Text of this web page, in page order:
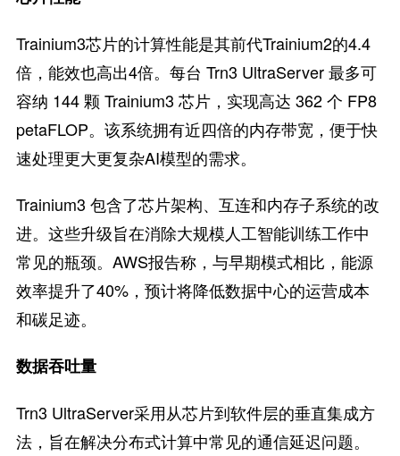
Trainium3芯片的计算性能是其前代Trainium2的4.4
倍，能效也高出4倍。每台 Trn3 UltraServer 最多可
容纳 144 颗 Trainium3 芯片，实现高达 362 个 FP8
petaFLOP。该系统拥有近四倍的内存带宽，便于快
速处理更大更复杂AI模型的需求。
Trainium3 包含了芯片架构、互连和内存子系统的改
进。这些升级旨在消除大规模人工智能训练工作中
常见的瓶颈。AWS报告称，与早期模式相比，能源
效率提升了40%，预计将降低数据中心的运营成本
和碳足迹。
数据吞吐量
Trn3 UltraServer采用从芯片到软件层的垂直集成方
法，旨在解决分布式计算中常见的通信延迟问题。